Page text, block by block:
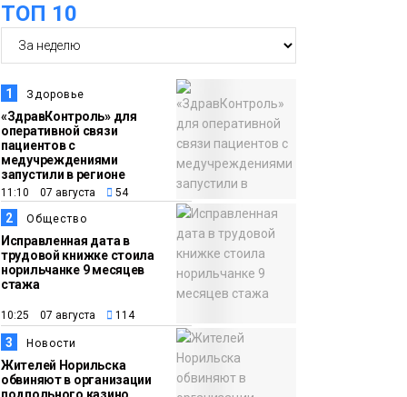
16:39
06 августа
Новости
запускает осеннюю
кампанию по
поддержке
соцпроектов
15:57
06 августа
Новости
Первый юбилей
«Башни» отпразднуют
в Норильске: гостей
ждут фестиваль,
квест и многое другое
15:15
06 августа
Как устроено
школьное питание в
Норильске: льготы,
меню и порядок
ТОП 10
1 Здоровье
«ЗдравКонтроль» для
оперативной связи
пациентов с
медучреждениями
запустили в регионе
11:10 07 августа 54
2 Общество
Исправленная дата в
трудовой книжке стоила
норильчанке 9 месяцев
стажа
10:25 07 августа 114
3 Новости
Жителей Норильска
обвиняют в организации
подпольного казино